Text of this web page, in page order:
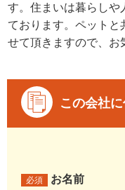
す。住まいは暮らしや
ております。ペットと
せて頂きますので、お
この会社
必須 お名前